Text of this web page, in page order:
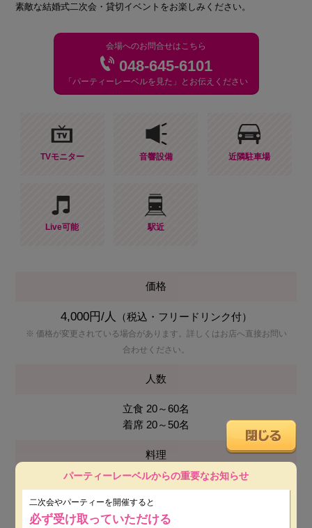
素敵な結婚式二次会・貸切イベントをお楽しみください。
会場へのお問合せはこちら
048-645-6101
「パーティーレーベルを見た」とお伝えください
TVモニター 音響設備 近隣駐車場
Live可能 駅近
価格
4,000円/人 （税込・フリードリンク付）
※ 価格が変更されている場合があります。詳しくはお店へ直接お問い
合わせください。
人数
立食 20～60名
着席 20～50名
料理
会場使用料
パーティーレーベルからの重要なお知らせ
二次会やパーティーを開催すると
必ず受け取っていただける